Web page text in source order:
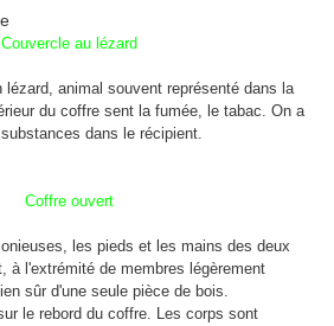
Couvercle au lézard
lézard, animal souvent représenté dans la
du coffre sent la fumée, le tabac. On a
dans le récipient.
Coffre ouvert
les pieds et les mains des deux
à l'extrémité de membres légèrement
sûr d'une seule pièce de bois.
le rebord du coffre. Les corps sont